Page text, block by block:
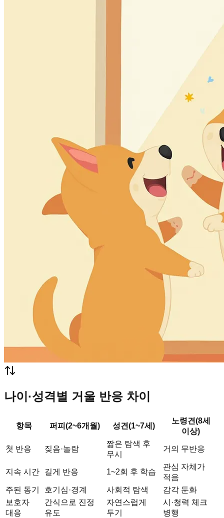
나이·성격별 거울 반응 차이
항목 퍼피(2~6개월) 성견(1~7세)
노령견(8세
이상)
첫 반응 짖음·놀람
짧은 탐색 후
무시
거의 무반응
지속 시간 길게 반응 1~2회 후 학습
관심 자체가
적음
주된 동기
호기심·경계 사회적 탐색
감각 둔화
보호자
대응
간식으로 진정
유도
자연스럽게
두기
시·청력 체크
병행